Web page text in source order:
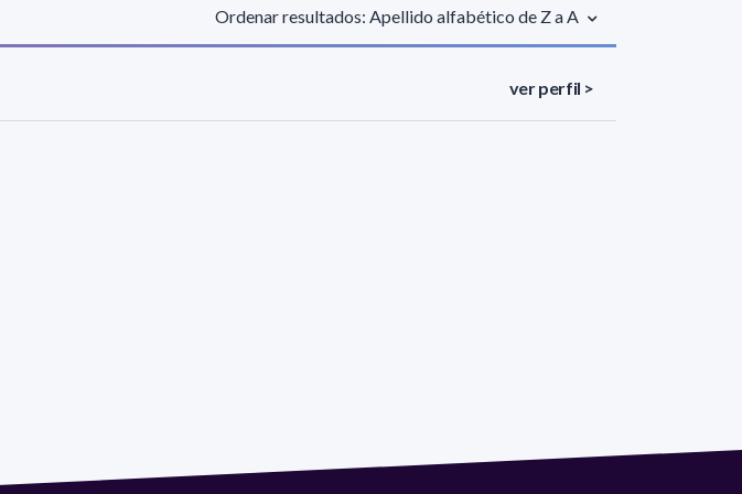
Ordenar resultados: Apellido alfabético de Z a A
ver perfil >